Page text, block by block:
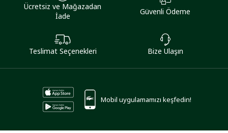
Ücretsiz ve Mağazadan
İade
Güvenli Ödeme
Teslimat Seçenekleri Bize Ulaşın
Mobil uygulamamızı keşfedin!